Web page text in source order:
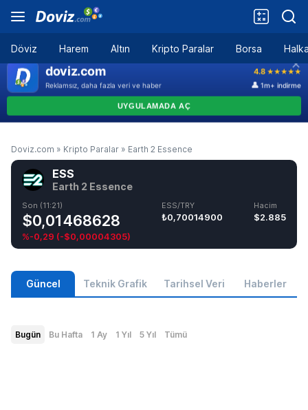
Döviz Harem Altın Kripto Paralar Borsa
Doviz.com » Kripto Paralar » Earth 2 Essence
ESS
Earth 2 Essence
Son (11:21)
$0,01468628
%-0,29 (-$0,00004305)
ESS/TRY
₺0,70014900
Hacim
$2.885
Güncel Teknik Grafik Tarihsel Veri Haberler
Bugün Bu Hafta 1 Ay 1 Yıl 5 Yıl Tümü